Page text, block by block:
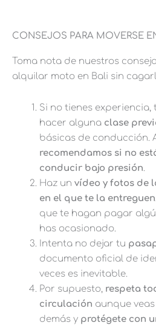
CONSEJOS PARA MOVERSE
Toma nota de nuestros
alquilar moto en Bali sin
Si no tienes experiencia,
hacer alguna clase
básicas de conducción.
recomendamos si no
conducir bajo presión.
Haz un vídeo y fotos de
en el que te la entreguen
que te hagan pagar
has ocasionado.
Intenta no dejar tu
documento oficial de
veces es inevitable.
Por supuesto, respeta
circulación aunque
demás y protégete con